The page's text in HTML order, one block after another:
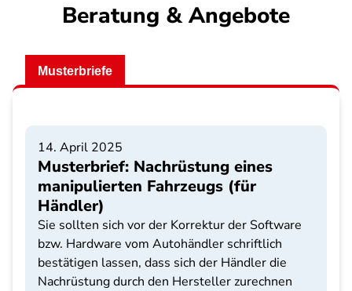
Beratung & Angebote
Musterbriefe
14. April 2025
Musterbrief: Nachrüstung eines
manipulierten Fahrzeugs (für
Händler)
Sie sollten sich vor der Korrektur der Software
bzw. Hardware vom Autohändler schriftlich
bestätigen lassen, dass sich der Händler die
Nachrüstung durch den Hersteller zurechnen